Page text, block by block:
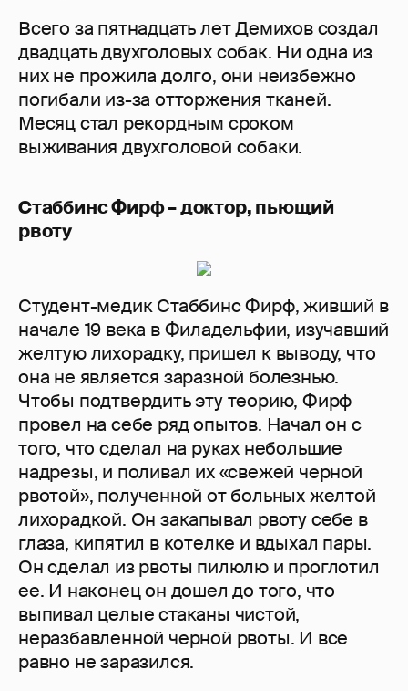
Всего за пятнадцать лет Демихов создал
двадцать двухголовых собак. Ни одна из
них не прожила долго, они неизбежно
погибали из-за отторжения тканей.
Месяц стал рекордным сроком
выживания двухголовой собаки.
Стаббинс Фирф – доктор, пьющий
рвоту
Студент-медик Стаббинс Фирф, живший в
начале 19 века в Филадельфии, изучавший
желтую лихорадку, пришел к выводу, что
она не является заразной болезнью.
Чтобы подтвердить эту теорию, Фирф
провел на себе ряд опытов. Начал он с
того, что сделал на руках небольшие
надрезы, и поливал их «свежей черной
рвотой», полученной от больных желтой
лихорадкой. Он закапывал рвоту себе в
глаза, кипятил в котелке и вдыхал пары.
Он сделал из рвоты пилюлю и проглотил
ее. И наконец он дошел до того, что
выпивал целые стаканы чистой,
неразбавленной черной рвоты. И все
равно не заразился.